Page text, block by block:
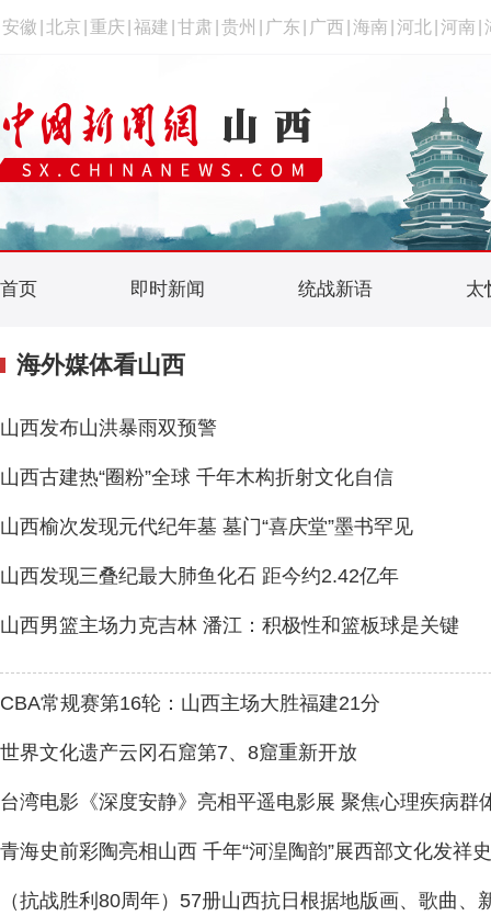
安徽 北京 重庆 福建 甘肃 贵州 广东 广西 海南 河北 河南
首页 即时新闻 统战新语 太
海外媒体看山西
山西发布山洪暴雨双预警
山西古建热“圈粉”全球 千年木构折射文化自信
山西榆次发现元代纪年墓 墓门“喜庆堂”墨书罕见
山西发现三叠纪最大肺鱼化石 距今约2.42亿年
山西男篮主场力克吉林 潘江：积极性和篮板球是关键
CBA常规赛第16轮：山西主场大胜福建21分
世界文化遗产云冈石窟第7、8窟重新开放
台湾电影《深度安静》亮相平遥电影展 聚焦心理疾病群
青海史前彩陶亮相山西 千年“河湟陶韵”展西部文化发祥史
（抗战胜利80周年）57册山西抗日根据地版画、歌曲、